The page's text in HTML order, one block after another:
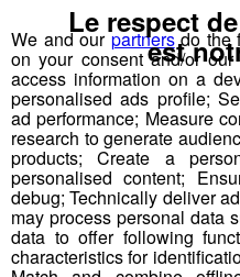
Vous
aimer
We and ourpartnersdo the
on your consent and/or
access information on a
personalised ads profile;
ad performance; Measure
research to generate
products; Create a
personalised content;
debug; Technically deliver
may process personal data
data to offer following
characteristics for
Le respect
est